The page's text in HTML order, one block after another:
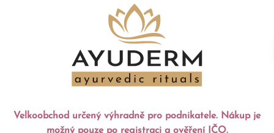
Velkoobchod určený výhradně pro podnikatele. Nákup je
možný pouze po registraci a ověření IČO.